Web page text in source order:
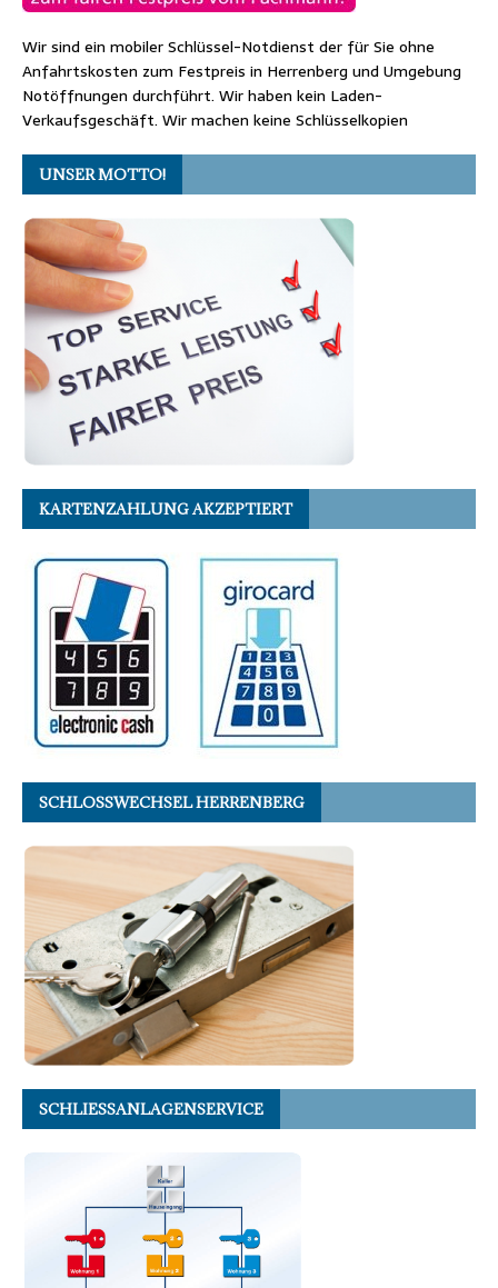
Wir sind ein mobiler Schlüssel-Notdienst der für Sie ohne
Anfahrtskosten zum Festpreis in Herrenberg und Umgebung
Notöffnungen durchführt. Wir haben kein Laden-
Verkaufsgeschäft. Wir machen keine Schlüsselkopien
UNSER MOTTO!
KARTENZAHLUNG AKZEPTIERT
SCHLOSSWECHSEL HERRENBERG
SCHLIESSANLAGENSERVICE